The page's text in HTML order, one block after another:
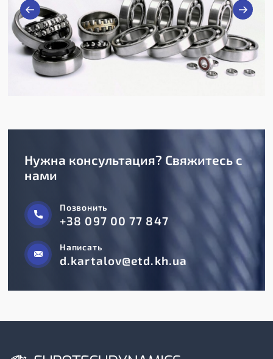
Нужна консультация? Свяжитесь с
нами
Позвонить
+38 097 00 77 847
Написать
d.kartalov@etd.kh.ua